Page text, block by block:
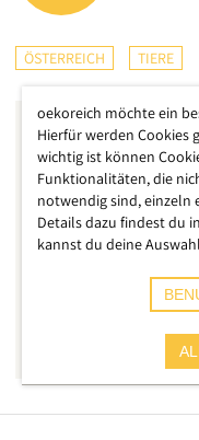
ÖSTERREICH TIERE
Für die Familie, bei der
oekoreich möchte ein
Hierfür werden Cookies
wichtig ist können
Funktionalitäten, die
notwendig sind,
Details dazu findest du
kannst du deine